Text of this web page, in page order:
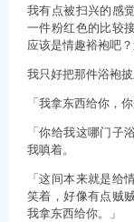
我有点被扫兴的感
一件粉红色的比较
应该是情趣裕袍吧
我只好把那件浴袍
「我拿东西给你，
「你给我这哪门子
我嗔着。
「这间本来就是给
笑着，好像有点贼
我拿东西给你。」